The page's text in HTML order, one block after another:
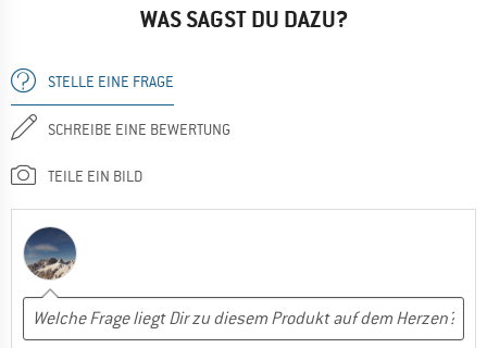
WAS SAGST DU DAZU?
STELLE EINE FRAGE
SCHREIBE EINE BEWERTUNG
TEILE EIN BILD